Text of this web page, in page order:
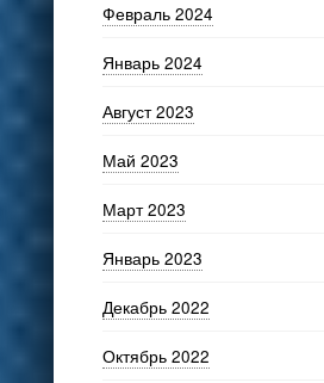
Февраль 2024
Январь 2024
Август 2023
Май 2023
Март 2023
Январь 2023
Декабрь 2022
Октябрь 2022